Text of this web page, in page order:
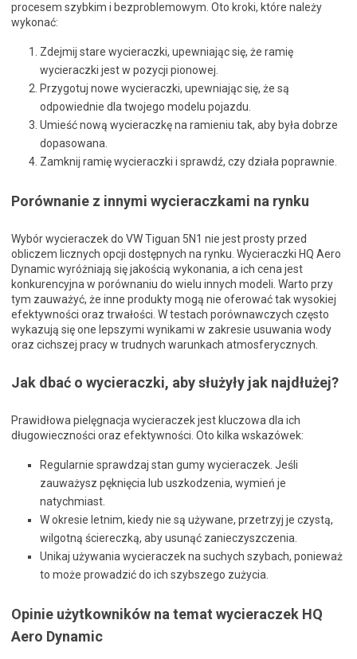
procesem szybkim i bezproblemowym. Oto kroki, które należy
wykonać:
Zdejmij stare wycieraczki, upewniając się, że ramię
wycieraczki jest w pozycji pionowej.
Przygotuj nowe wycieraczki, upewniając się, że są
odpowiednie dla twojego modelu pojazdu.
Umieść nową wycieraczkę na ramieniu tak, aby była dobrze
dopasowana.
Zamknij ramię wycieraczki i sprawdź, czy działa poprawnie.
Porównanie z innymi wycieraczkami na rynku
Wybór wycieraczek do VW Tiguan 5N1 nie jest prosty przed
obliczem licznych opcji dostępnych na rynku. Wycieraczki HQ Aero
Dynamic wyróżniają się jakością wykonania, a ich cena jest
konkurencyjna w porównaniu do wielu innych modeli. Warto przy
tym zauważyć, że inne produkty mogą nie oferować tak wysokiej
efektywności oraz trwałości. W testach porównawczych często
wykazują się one lepszymi wynikami w zakresie usuwania wody
oraz cichszej pracy w trudnych warunkach atmosferycznych.
Jak dbać o wycieraczki, aby służyły jak najdłużej?
Prawidłowa pielęgnacja wycieraczek jest kluczowa dla ich
długowieczności oraz efektywności. Oto kilka wskazówek:
Regularnie sprawdzaj stan gumy wycieraczek. Jeśli
zauważysz pęknięcia lub uszkodzenia, wymień je
natychmiast.
W okresie letnim, kiedy nie są używane, przetrzyj je czystą,
wilgotną ściereczką, aby usunąć zanieczyszczenia.
Unikaj używania wycieraczek na suchych szybach, ponieważ
to może prowadzić do ich szybszego zużycia.
Opinie użytkowników na temat wycieraczek HQ
Aero Dynamic